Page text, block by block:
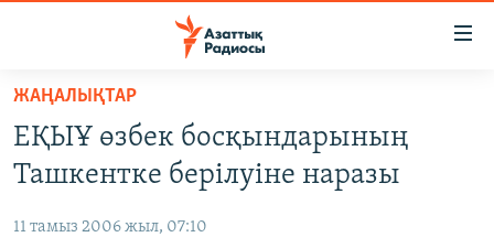
Skip
main
content
to
ЖАҢАЛЫҚТАР
САЯСАТ
ҚАҢТАР ОҚИҒАСЫ
ЖАҢАЛЫҚТАР
ЕҚЫҰ өзбек босқындарының
Ташкентке берілуіне наразы
11 тамыз 2006 жыл, 07:10